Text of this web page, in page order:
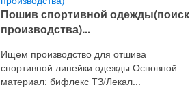
Пошив спортивной одежды(поиск
производства)...
Ищем производство для отшива
спортивной линейки одежды Основной
материал: бифлекс ТЗ/Лекал...